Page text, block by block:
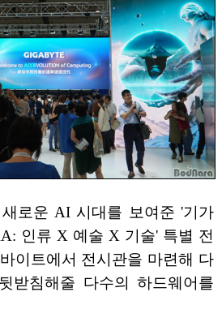
로운 AI 시대를 보여준 '기가
인류 X 예술 X 기술' 특별 전
이트에서 전시관을 마련해 다
받침해줄 다수의 하드웨어를